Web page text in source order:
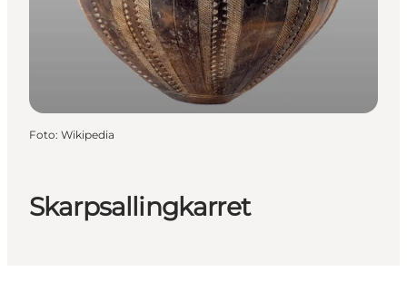
Planlæg din ferie
Book Oplevelser
Praktisk info
Skarpsallingkarret
Foto: Wikipedia